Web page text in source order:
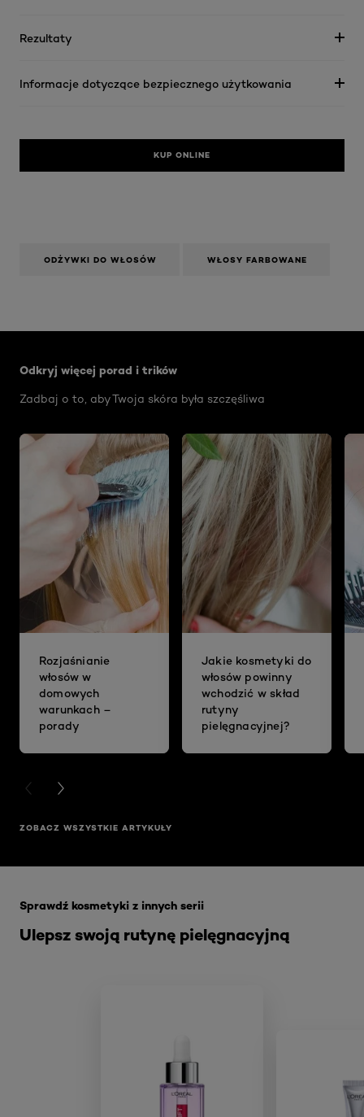
Rezultaty
Informacje dotyczące bezpiecznego użytkowania
KUP ONLINE
ODŻYWKI DO WŁOSÓW WŁOSY FARBOWANE
Odkryj więcej porad i trików
Zadbaj o to, aby Twoja skóra była szczęśliwa
Rozjaśnianie
włosów w
domowych
warunkach –
porady
Jakie kosmetyki do
włosów powinny
wchodzić w skład
rutyny
pielęgnacyjnej?
PREVIOUS CARD
NEXT CARD
ZOBACZ WSZYSTKIE ARTYKUŁY
Ulepsz swoją rutynę pielęgnacyjną
Sprawdź kosmetyki z innych serii